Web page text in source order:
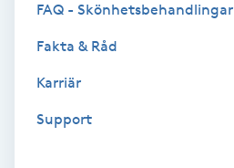
Fransfärgning
Fransförlängning Megavolym
FAQ - Skönhetsbehandlingar
Fakta & Råd
Karriär
Support